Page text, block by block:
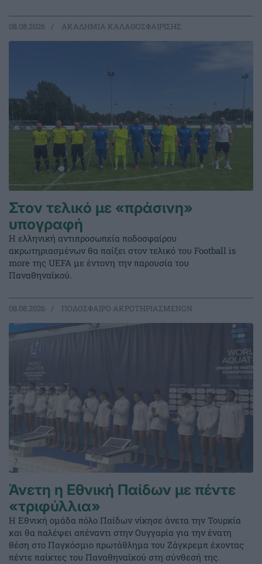
08.08.2026 ΑΚΑΔΗΜΙΑ ΚΑΛΑΘΟΣΦΑΙΡΙΣΗΣ
Στον τελικό με «πράσινη»
υπογραφή
Η ελληνική αντιπροσωπεία ποδοσφαίρου
ακρωτηριασμένων θα παίξει στον τελικό του Football is
more της UEFA με έντονη την παρουσία του
Παναθηναϊκού.
08.08.2026 ΠΟΔΟΣΦΑΙΡΟ ΑΚΡΩΤΗΡΙΑΣΜΕΝΩΝ
Άνετη η Εθνική Παίδων με πέντε
«τριφύλλια»
Η Εθνική ομάδα πόλο Παίδων νίκησε άνετα την Τουρκία
και θα παλέψει απέναντι στην Ουγγαρία για την ένατη
θέση στο Παγκόσμιο πρωτάθλημα του Ζάγκρεμπ έχοντας
πέντε παίκτες του Παναθηναϊκού στη σύνθεσή της.